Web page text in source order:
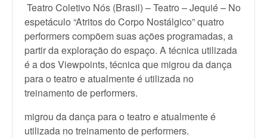
Teatro Coletivo Nós (Brasil) – Teatro – Jequié – No
espetáculo “Atritos do Corpo Nostálgico” quatro
performers compõem suas ações programadas, a
partir da exploração do espaço. A técnica utilizada
é a dos Viewpoints, técnica que migrou da dança
para o teatro e atualmente é utilizada no
treinamento de performers.
migrou da dança para o teatro e atualmente é
utilizada no treinamento de performers.